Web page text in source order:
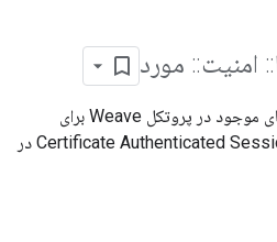
:: امنیت:: مورد
این فضای نام شامل تمام رابط‌های موجود در پروتکل Weave برای
Certificate Authenticated ) در